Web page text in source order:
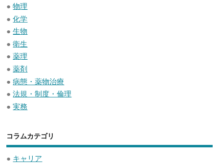
●物理
●化学
●生物
●衛生
●薬理
●薬剤
●病態・薬物治療
●法規・制度・倫理
●実務
コラムカテゴリ
● キャリア